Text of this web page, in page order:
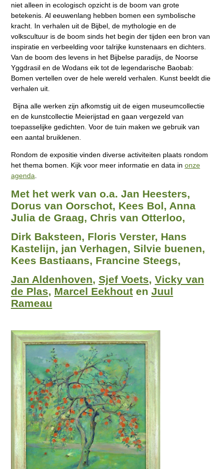
niet alleen in ecologisch opzicht is de boom van grote
betekenis. Al eeuwenlang hebben bomen een symbolische
kracht. In verhalen uit de Bijbel, de mythologie en de
volkscultuur is de boom sinds het begin der tijden een bron van
inspiratie en verbeelding voor talrijke kunstenaars en dichters.
Van de boom des levens in het Bijbelse paradijs, de Noorse
Yggdrasil en de Wodans eik tot de legendarische Baobab:
Bomen vertellen over de hele wereld verhalen. Kunst beeldt die
verhalen uit.
Bijna alle werken zijn afkomstig uit de eigen museumcollectie
en de kunstcollectie Meierijstad en gaan vergezeld van
toepasselijke gedichten. Voor de tuin maken we gebruik van
een aantal bruiklenen.
Rondom de expositie vinden diverse activiteiten plaats rondom
het thema bomen. Kijk voor meer informatie en data in onze
agenda
Met het werk van o.a. Jan Heesters,
Dorus van Oorschot, Kees Bol, Anna
Julia de Graag, Chris van Otterloo,
Dirk Baksteen, Floris Verster, Hans
Kastelijn, jan Verhagen, Silvie buenen,
Kees Bastiaans, Francine Steegs,
Jan Aldenhoven, Sjef Voets, Vicky van
de Plas, Marcel Eekhouten Juul
Rameau